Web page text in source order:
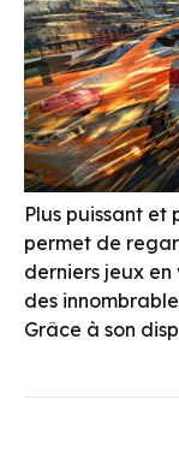
Plus puissant et
permet de
derniers jeux en
des
Grâce à son